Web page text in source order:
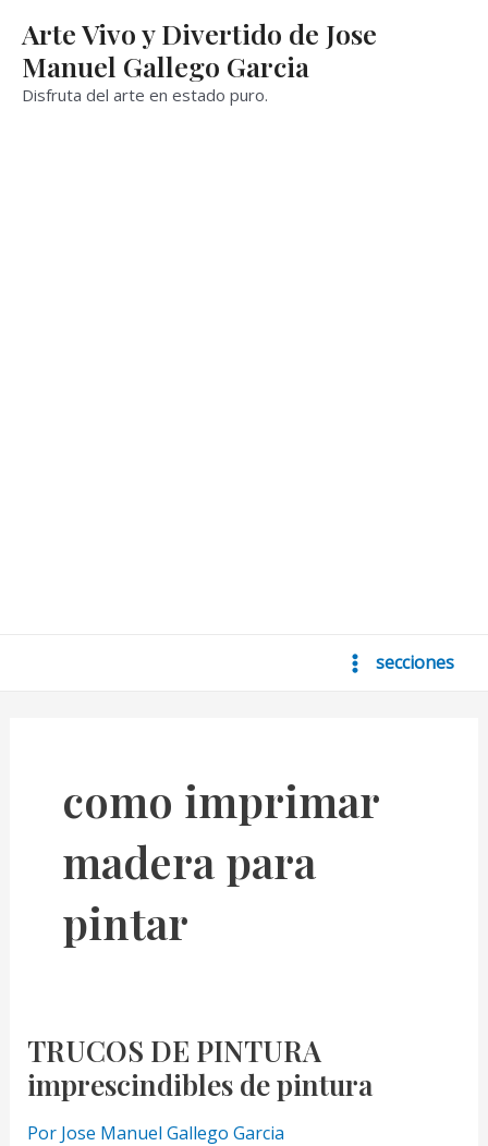
contenido
Arte Vivo y Divertido de Jose
Manuel Gallego Garcia
Disfruta del arte en estado puro.
Main
secciones
como imprimar
madera para
pintar
TRUCOS DE PINTURA
imprescindibles de pintura
Por Jose Manuel Gallego Garcia